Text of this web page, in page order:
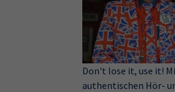
Don't lose it, use it!
authentischen Hör-